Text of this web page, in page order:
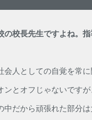
校長先生ですよね。
人としての自覚を常
とオフじゃないです
だから頑張れた部分